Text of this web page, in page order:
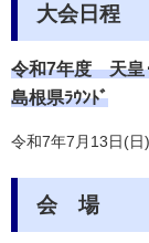
大会日程
令和7年度 天皇･
島根県ﾗｳﾝﾄﾞ
令和7年7月13日(日)
会 場